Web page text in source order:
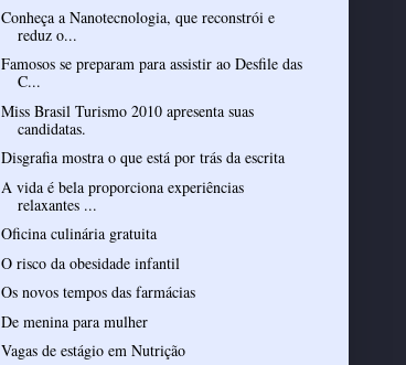
Conheça a Nanotecnologia, que reconstrói e
reduz o...
Famosos se preparam para assistir ao Desfile das
C...
Miss Brasil Turismo 2010 apresenta suas
candidatas.
Disgrafia mostra o que está por trás da escrita
A vida é bela proporciona experiências
relaxantes ...
Oficina culinária gratuita
O risco da obesidade infantil
Os novos tempos das farmácias
De menina para mulher
Vagas de estágio em Nutrição